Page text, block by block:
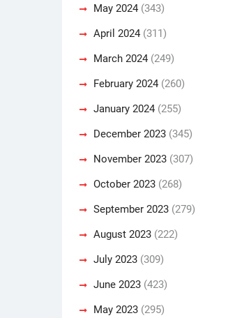
May 2024 (343)
April 2024 (311)
March 2024 (249)
February 2024 (260)
January 2024 (255)
December 2023 (345)
November 2023 (307)
October 2023 (268)
September 2023 (279)
August 2023 (222)
July 2023 (309)
June 2023 (423)
May 2023 (295)